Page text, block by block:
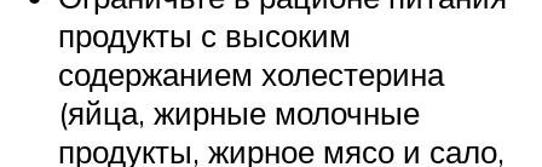
продукты с высоким
содержанием холестерина
(яйца, жирные молочные
продукты, жирное мясо и сало,